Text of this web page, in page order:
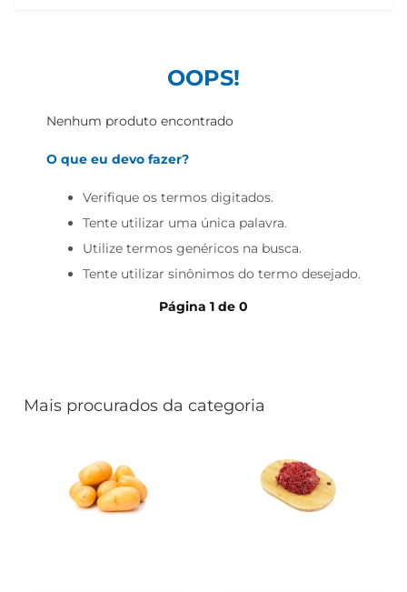
OOPS!
Nenhum produto encontrado
O que eu devo fazer?
Verifique os termos digitados.
Tente utilizar uma única palavra.
Utilize termos genéricos na busca.
Tente utilizar sinônimos do termo desejado.
Página 1de 0
Mais procurados da categoria